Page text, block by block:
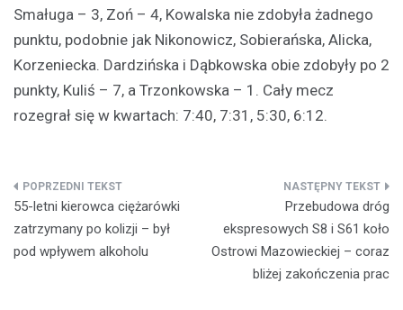
Smaługa – 3, Zoń – 4, Kowalska nie zdobyła żadnego
punktu, podobnie jak Nikonowicz, Sobierańska, Alicka,
Korzeniecka. Dardzińska i Dąbkowska obie zdobyły po 2
punkty, Kuliś – 7, a Trzonkowska – 1. Cały mecz
rozegrał się w kwartach: 7:40, 7:31, 5:30, 6:12.
Nawigacja
wpisu
55-letni kierowca ciężarówki
zatrzymany po kolizji – był
pod wpływem alkoholu
Przebudowa dróg
ekspresowych S8 i S61 koło
Ostrowi Mazowieckiej – coraz
bliżej zakończenia prac